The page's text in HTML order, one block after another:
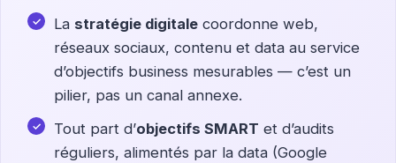
La stratégie digitale coordonne web,
réseaux sociaux, contenu et data au service
d’objectifs business mesurables — c’est un
pilier, pas un canal annexe.
Tout part d’objectifs SMART et d’audits
réguliers, alimentés par la data (Google